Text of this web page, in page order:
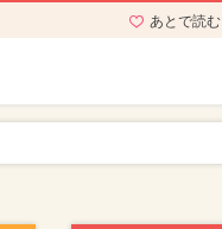
あとで読む